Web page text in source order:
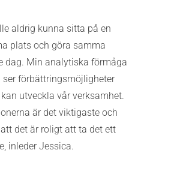
aldrig kunna sitta på en
plats och göra samma
dag. Min analytiska förmåga
ser förbättringsmöjligheter
utveckla vår verksamhet.
är det viktigaste och
det är roligt att ta det ett
inleder Jessica.